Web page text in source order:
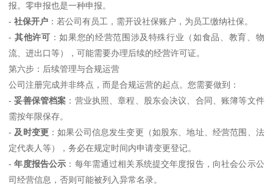
报。零申报也是一种申报。
-社保开户 ：若公司有员工，需开设社保账户，为员工缴纳社保。
- 其他许可 ：如果您的经营范围涉及特殊行业（如食品、教育、物
流、进出口等），可能需要办理后续的经营许可证。
第六步：后续管理与合规运营
公司注册完成并非终点，而是合规运营的起点。您需要做到：
-妥善保管档案 ：营业执照、章程、股东会决议、合同、账簿等文件
需按年限保存。
-及时变更 ：如果公司信息发生变更（如股东、地址、经营范围、法
定代表人等），务必在规定时间内申请变更登记。
-年度报告公示 ：每年需通过相关系统提交年度报告，向社会公示公
司经营信息，否则可能被列入异常名录。